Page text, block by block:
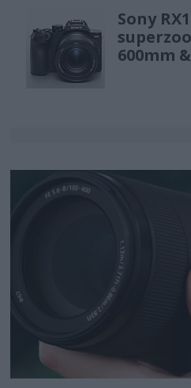
Sony
600mm